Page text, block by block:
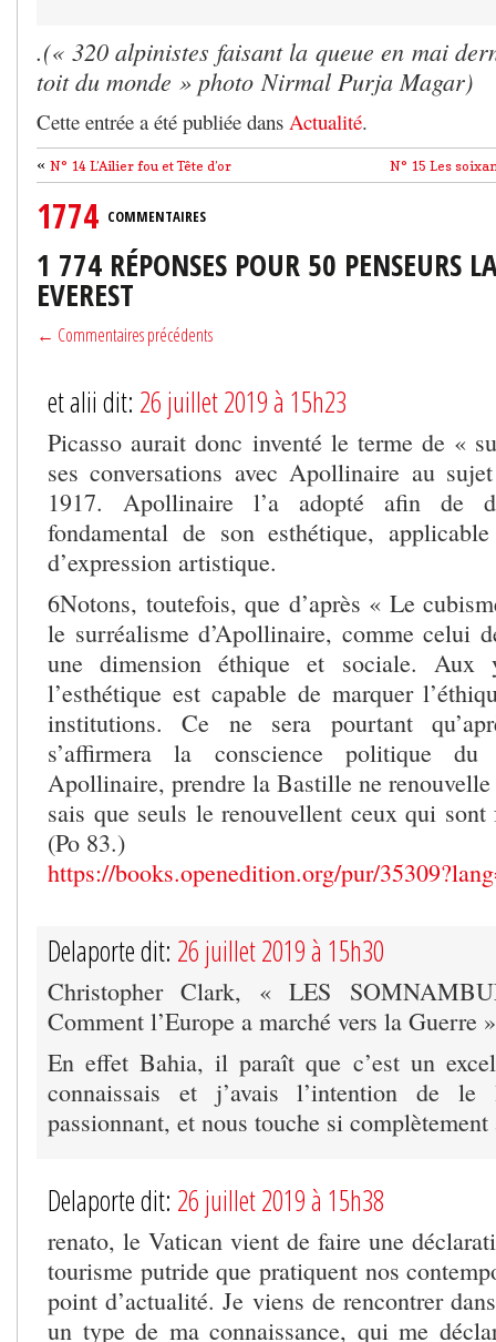
.(« 320 alpinistes faisant la queue en mai
toit du monde » photo Nirmal Purja Magar)
Cette entrée a été publiée dans Actualité.
N° 15 Les
« N° 14 L’Ailier fou et Tête d’or
1774 COMMENTAIRES
1 774 RÉPONSES POUR 50 PENSEURS
EVEREST
← Commentaires précédents
et alii dit: 26 juillet 2019 à 15h23
Picasso aurait donc inventé le terme de «
ses conversations avec Apollinaire au
1917. Apollinaire l’a adopté afin de
fondamental de son esthétique,
d’expression artistique.
6Notons, toutefois, que d’après « Le
le surréalisme d’Apollinaire, comme celui
une dimension éthique et sociale. Aux
l’esthétique est capable de marquer
institutions. Ce ne sera pourtant
s’affirmera la conscience politique du
Apollinaire, prendre la Bastille ne
sais que seuls le renouvellent ceux qui sont
(Po 83.)
https://books.openedition.org/pur/
Delaporte dit: 26 juillet 2019 à 15h30
Christopher Clark, « LES
Comment l’Europe a marché vers la Guerre »
En effet Bahia, il paraît que c’est un
connaissais et j’avais l’intention de
passionnant, et nous touche si
Delaporte dit: 26 juillet 2019 à 15h38
renato, le Vatican vient de faire une
tourisme putride que pratiquent nos
point d’actualité. Je viens de rencontrer
un type de ma connaissance, qui me